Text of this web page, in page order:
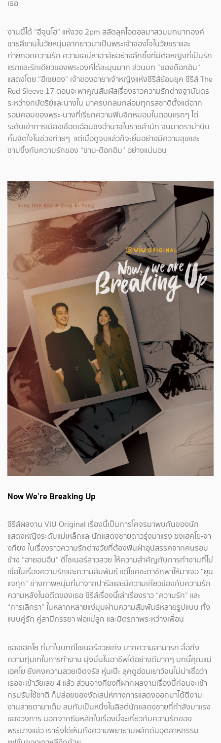
เธอ
งานนี้ได้ “อีจุนโฮ” แห่งวง 2pm สลัดลุคไอดอลมาสวมบทบาทองค์
ชายลีซานในวัยหนุ่มลากยาวมาเป็นพระเจ้าจองโจในวัยชราและ
ถ่ายทอดความรัก ความเสน่หาอาลัยอย่างลึกซึ้งที่มีต่อหญิงที่เป็นรัก
แรกและรักเดียวของพระองค์ได้ละมุนมาก ส่วนบท “ซองด๊อกอิม”
แสดงโดย “อีเซยอง” เจ้าของฉายาเจ้าหญิงแห่งซีรีส์ย้อนยุค ซีรีส์ The
Red Sleeve 17 ตอนจะพาคุณสัมผัสเรื่องราวความรักต่างฐานันดร
ระหว่างกษัตริย์และนางใน มาครบกลมกล่อมทุกรสชาติตั้งแต่ฉาก
รอมคอมของพระ-นางที่เรียกความฟินจิกหมอนในตอนแรกๆ ไต่
ระดับเข้าการเมืองเชือดเฉือนชิงอำนาจในราชสำนัก จนมาดราม่าบีบ
คั้นจิตใจในช่วงท้ายๆ แต่เมื่อดูจบแล้วก็จะยิ้มอย่างมีความสุขและ
ซาบซึ้งกับความรักของ “ซาน-ด๊อกอิม” อย่างแน่นอน
Now We’re Breaking Up
ซีรีส์ผลงาน VIU Original เรื่องนี้เป็นการโคจรมาพบกันของนัก
แสดงหญิงระดับแม่เหล็กและนักแสดงชายดาวรุ่งมาแรง ซงเฮคโย-จา
งกียง ในเรื่องราวความรักต่างวัยที่ต้องฟันฝ่าอุปสรรคจากคนรอบ
ข้าง “ฮายอนอึน” ดีไซเนอร์สาวสวย ให้ความสำคัญกับการทำงานที่ไม่
เชื่อในเรื่องความรักและความสัมพันธ์ แต่โชคชะตาชักพาให้มาเจอ “ยุน
แจกุก” ช่างภาพหนุ่มที่มาจากปารีสและมีความเกี่ยวข้องกับความรัก
ความหลังในอดีตของเธอ ซีรีส์เรื่องนี้เล่าเรื่องราว “ความรัก” และ
“การเลิกรา” ในหลากหลายแง่มุมผ่านความสัมพันธ์หลายรูปแบบ ทั้ง
แบบคู่รัก คู่สามีภรรยา พ่อแม่ลูก และมิตรภาพระหว่างเพื่อน
ซองเฮคโย ที่มาในบทดีไซเนอร์สวยเก่ง มากความสามารถ สื่อถึง
ความทุ่มเทในการทำงาน มุ่งมั่นในอาชีพได้อย่างดีมากๆ บทนี้คุณแม่
เฮคโย ยังคงความสวยเจิดจรัส หุ่นเป๊ะ ลุคดูอ่อนเยาว์จนไม่น่าเชื่อว่า
เธอจะเข้าวัยเลข 4 แล้ว ส่วนจางกียงที่ฝากผลงานเรื่องนี้ก่อนจะเข้า
กรมรับใช้ชาติ ก็ปล่อยของงัดเสน่ห์ทางการแสดงออกมาได้ดีงาม
งานสายตามาเต็ม สมกับเป็นหนึ่งในลิสต์นักแสดงชายที่กำลังมาแรง
ของวงการ นอกจากธีมหลักในเรื่องนี้จะเกี่ยวกับความรักของ
พระนางแล้ว เรายังได้เห็นถึงความพยายามผลักดันอุตสาหกรรม